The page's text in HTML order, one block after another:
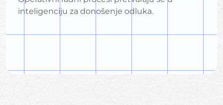
inteligenciju za donošenje odluka.